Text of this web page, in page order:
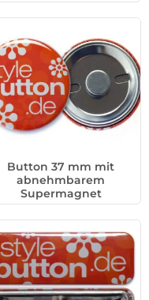
Button 37 mm mit
abnehmbarem
Supermagnet